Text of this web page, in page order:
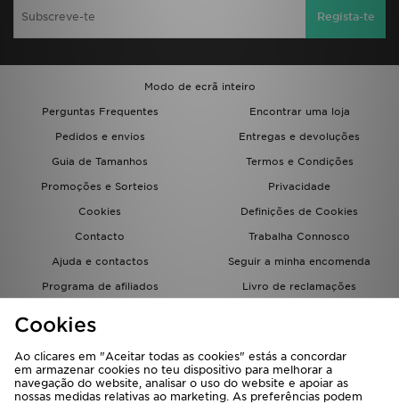
Regista-te
Modo de ecrã inteiro
Perguntas Frequentes
Encontrar uma loja
Pedidos e envios
Entregas e devoluções
Guia de Tamanhos
Termos e Condições
Promoções e Sorteios
Privacidade
Cookies
Definições de Cookies
Contacto
Trabalha Connosco
Ajuda e contactos
Seguir a minha encomenda
Programa de afiliados
Livro de reclamações
Cookies
Ao clicares em "Aceitar todas as cookies" estás a concordar
em armazenar cookies no teu dispositivo para melhorar a
navegação do website, analisar o uso do website e apoiar as
nossas medidas relativas ao marketing. As preferências podem